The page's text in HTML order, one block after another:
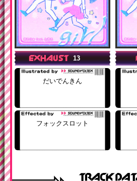
13
だいでんきん
フォックスロット